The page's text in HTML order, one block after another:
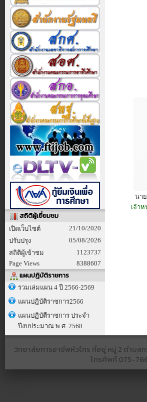
สถิติผู้เยี่ยมชม
เปิดเว็บไซต์
21/10/2020
ปรับปรุง
05/08/2026
สถิติผู้เข้าชม
1123737
Page Views
8388607
แผนปฎิบัติราชการ
รวมเล่มแผน 4 ปี 2566-2569
แผนปฎิบัติราชการ2566
แผนปฏิบัตืราชการ ประจำ
ปีงบประมาณ พ.ศ. 2568
นา
เจ้า
วิทยาลัยการอาชีพหัวไทร ที่อยู่ หมู่ 2 ตำบล
โทรศัพท์075-